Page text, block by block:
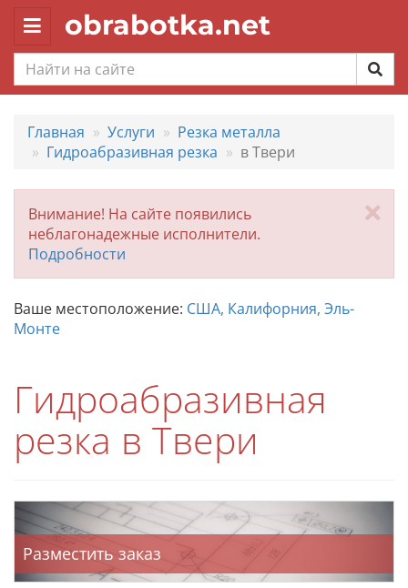
Toggle
navigation
obrabotka.net
Главная Услуги
Резка металла
Гидроабразивная резка
в Твери
Внимание! На сайте появились
неблагонадежные исполнители.
Подробности
Ваше местоположение: США, Калифорния, Эль-
Монте
Гидроабразивная
резка в Твери
Разместить заказ